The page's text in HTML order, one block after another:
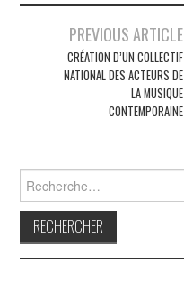
Navigation
articles
PREVIOUS ARTICLE
CRÉATION D’UN COLLECTIF
NATIONAL DES ACTEURS DE
LA MUSIQUE
CONTEMPORAINE